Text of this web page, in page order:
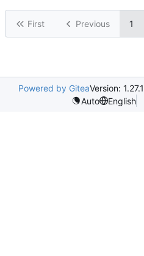
First Previous 1
Powered by GiteaVersion: 1.27.1
Auto
English